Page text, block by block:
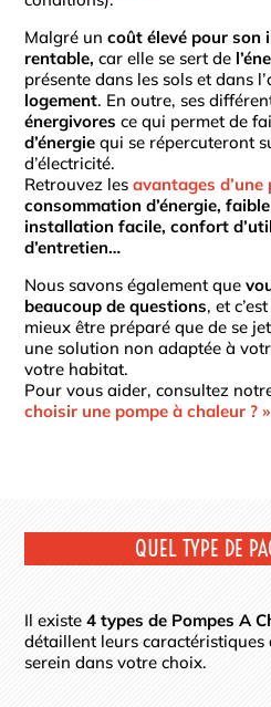
Malgré uncoût élevé pour son
rentable, car elle se sert de
présente dans les sols et dans
logement. En outre, ses
énergivores ce qui permet de
d’énergie qui se répercuteront
d’électricité.
Retrouvez lesavantages
consommation d’énergie,
installation facile, confort
d’entretien…
Nous savons également que
beaucoup de questions, et
mieux être préparé que de se
une solution non adaptée à
votre habitat.
Pour vous aider, consultez
choisir une pompe à chaleur ? »
QUEL TYPE DE
Il existe4 types de Pompes A
détaillent leurs
serein dans votre choix.